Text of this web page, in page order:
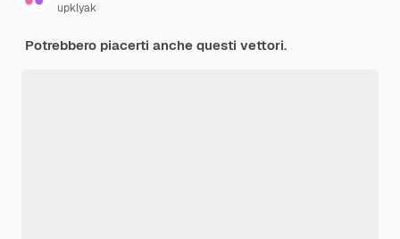
upklyak
Potrebbero piacerti anche questi vettori.